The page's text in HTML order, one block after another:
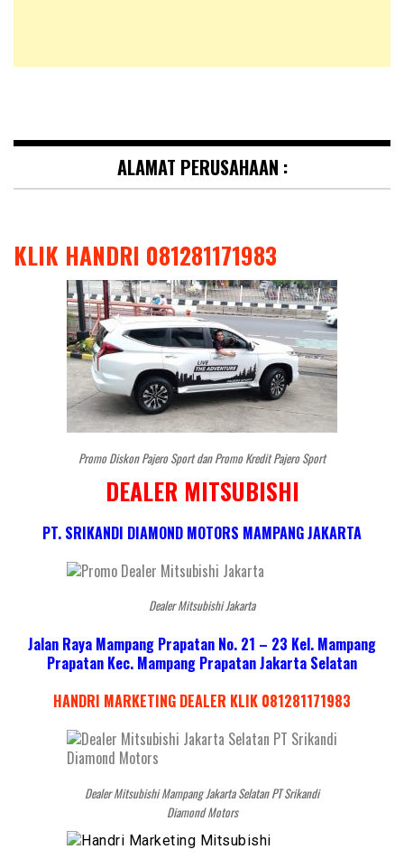
ALAMAT PERUSAHAAN :
KLIK HANDRI 081281171983
Promo Diskon Pajero Sport dan Promo Kredit Pajero Sport
DEALER MITSUBISHI
PT. SRIKANDI DIAMOND MOTORS MAMPANG JAKARTA
Dealer Mitsubishi Jakarta
Jalan Raya Mampang Prapatan No. 21 – 23 Kel. Mampang
Prapatan Kec. Mampang Prapatan Jakarta Selatan
HANDRI MARKETING DEALER KLIK 081281171983
Dealer Mitsubishi Mampang Jakarta Selatan PT Srikandi
Diamond Motors